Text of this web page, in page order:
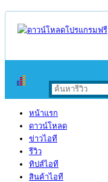
หน้าแรก
ดาวน์โหลด
ข่าวไอที
รีวิว
ทิปส์ไอที
สินค้าไอที